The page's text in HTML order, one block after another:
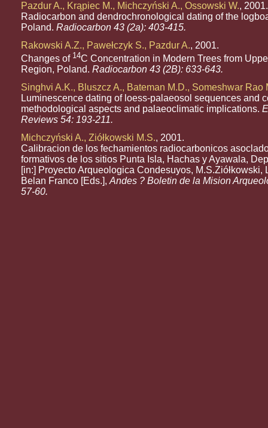
Pazdur A., Krąpiec M., Michczyński A., Ossowski W., 2001.
Radiocarbon and dendrochronological dating of the
Poland. Radiocarbon 43 (2a): 403-415.
Rakowski A.Z., Pawełczyk S., Pazdur A., 2001.
Changes of 14C Concentration in Modern Trees from
Region, Poland. Radiocarbon 43 (2B): 633-643.
Singhvi A.K., Bluszcz A., Bateman M.D., Someshwar Rao
Luminescence dating of loess-palaeosol sequences and
methodological aspects and palaeoclimatic implications.
Reviews 54: 193-211.
Michczyński A., Ziółkowski M.S., 2001.
Calibracion de los fechamientos radiocarbonicos
formativos de los sitios Punta Isla, Hachas y Ayawala,
[in:] Proyecto Arqueologica Condesuyos, M.S.Ziółkowski,
Belan Franco [Eds.], Andes ? Boletin de la Mision
57-60.